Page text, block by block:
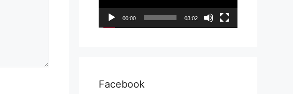
00:00 03:02
Facebook